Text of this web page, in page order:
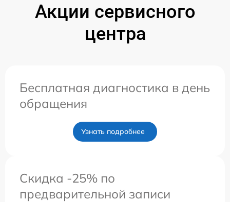
Акции сервисного
центра
Бесплатная диагностика в день
обращения
Узнать подробнее
Скидка -25% по
предварительной записи